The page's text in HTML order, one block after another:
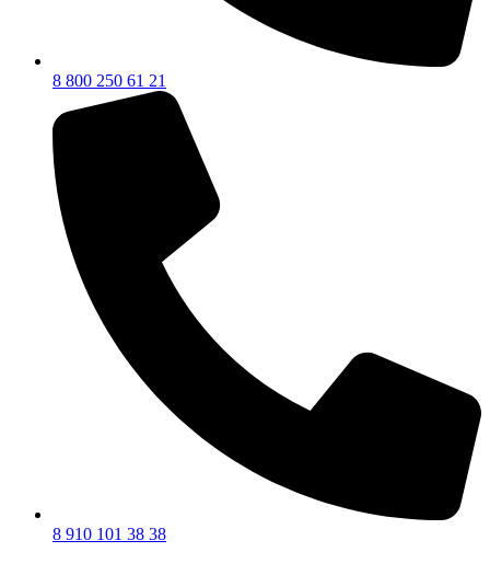
8 800 250 61 21
8 910 101 38 38